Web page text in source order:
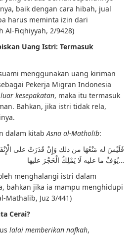
baik dengan cara hibah, jual
harus meminta izin dari
Al-Fiqhiyyah, 2/9428)
Uang Istri: Termasuk
menggunakan uang kiriman
Pekerja Migran Indonesia
kesepakatan, maka itu termasuk
Bahkan, jika istri tidak rela,
dalam kitabAsna al-Matholib:
يُوَفِّ ما عليه لَا يَمْلِكُ الْحَجْرَ عليها…
menghalangi istri dalam
bahkan jika ia mampu menghidupi
Mathalib, Juz 3/441)
Cerai?
lalai memberikan nafkah,